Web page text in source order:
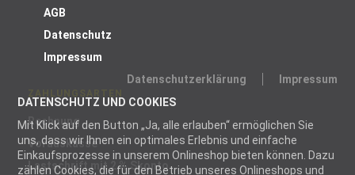
Datenschutzerklärung
Impressum
DATENSCHUTZ UND COOKIES
Mit Klick auf den Button „Ja, alle erlauben“ ermöglichen Sie
uns, dass wir Ihnen ein optimales Erlebnis und einfache
Einkaufsprozesse in unserem Onlineshop bieten können. Dazu
zählen Cookies, die für den Betrieb unseres Onlineshops und
AGB
Datenschutz
Impressum
Rechnung
Vorauskasse
Lastschrift mit 2 % Skonto